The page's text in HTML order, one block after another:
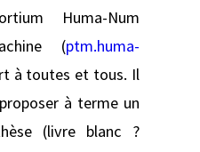
Huma-Num
(ptm.huma-
à toutes et tous. Il
à terme un
(livre blanc ?